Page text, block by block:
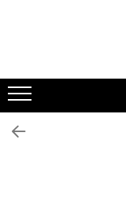
1-2 ani
3-4 ani
5-7 ani